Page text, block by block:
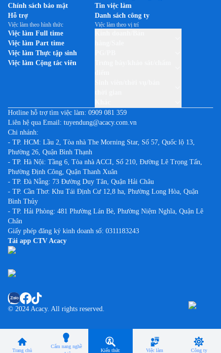
Trang chủ
Cẩm nang nghề
Kiến thức Việc làm Công ty
Chính sách bảo mật
Hỗ trợ
Tin việc làm
Danh sách công ty
Việc làm theo hình thức
Việc làm Full time
Việc làm Part time
Việc làm Thực tập sinh
Việc làm Cộng tác viên
Việc làm theo vị trí
Hotline hỗ trợ tìm việc làm: 0909 081 359
Liên hệ qua Email: tuyendung@acacy.com.vn
Chi nhánh:
- TP. HCM: Lầu 2, Tòa nhà The Morning Star, Số 57, Quốc lộ 13,
Phường 26, Quận Bình Thạnh
- TP. Hà Nội: Tầng 6, Tòa nhà ACCI, Số 210, Đường Lê Trọng Tấn,
Phường Định Công, Quận Thanh Xuân
- TP. Đà Nẵng: 73 Đường Duy Tân, Quận Hải Châu
- TP. Cần Thơ: Khu Tái Định Cư 12,8 ha, Phường Long Hòa, Quận
Bình Thủy
- TP. Hải Phòng: 481 Phường Lán Bè, Phường Niệm Nghĩa, Quận Lê
Chân
Giấy phép đăng ký kinh doanh số: 0311183243
Tải app CTV Acacy
© 2024 Acacy. All rights reserved.